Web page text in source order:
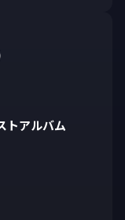
アルバム